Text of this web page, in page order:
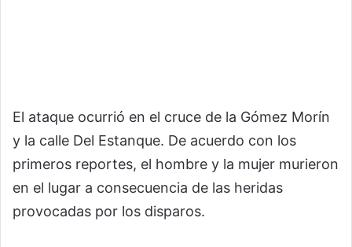
El ataque ocurrió en el cruce de la Gómez Morín
y la calle Del Estanque. De acuerdo con los
primeros reportes, el hombre y la mujer murieron
en el lugar a consecuencia de las heridas
provocadas por los disparos.